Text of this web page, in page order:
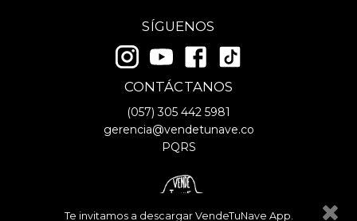
Te invitamos a descargar VendeTuNave App.
SÍGUENOS
CONTÁCTANOS
(057)305 442 5981
gerencia@vendetunave.co
PQRS